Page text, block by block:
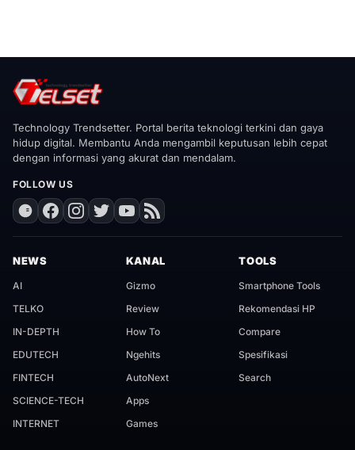
Technology Trendsetter. Portal berita teknologi terkini dan gaya
hidup digital. Membantu Anda mengambil keputusan lebih cepat
dengan informasi yang akurat dan mendalam.
FOLLOW US
NEWS
AI
TELKO
IN-DEPTH
EDUTECH
FINTECH
SCIENCE-TECH
INTERNET
KANAL
Gizmo
Review
How To
Ngehits
AutoNext
Apps
Games
TOOLS
Smartphone Tools
Rekomendasi HP
Compare
Spesifikasi
Search